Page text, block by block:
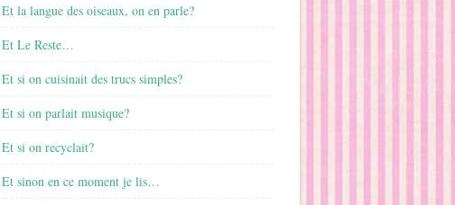
Et la langue des oiseaux, on en parle?
Et Le Reste…
Et si on cuisinait des trucs simples?
Et si on parlait musique?
Et si on recyclait?
Et sinon en ce moment je lis…